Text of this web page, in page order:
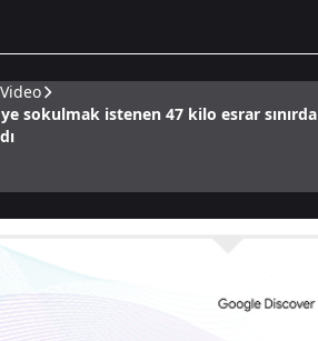
sokulmak istenen 47 kilo esrar sınırda